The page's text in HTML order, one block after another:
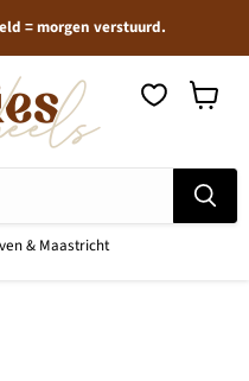
= morgen verstuurd.
& Maastricht